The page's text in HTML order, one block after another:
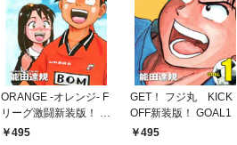
ORANGE -オレンジ- F
リーグ激闘新装版！ 第
１巻495
GET！ フジ丸 KICK
OFF新装版！ GOAL1
495